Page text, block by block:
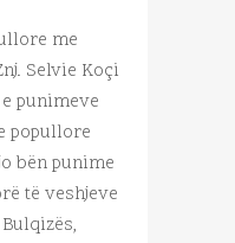
me
Selvie Koçi
punimeve
popullore
bën punime
të veshjeve